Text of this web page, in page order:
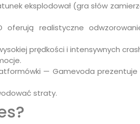
eksplodował (gra słów
realistyczne
prędkości i intensywnych
— Gamevoda
straty.